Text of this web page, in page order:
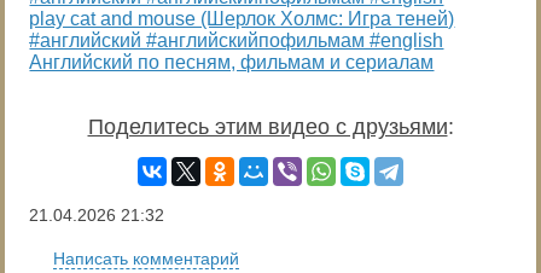
play cat and mouse (Шерлок Холмс: Игра теней)
#английский #английскийпофильмам #english
Английский по песням, фильмам и сериалам
Поделитесь этим видео с друзьями:
21.04.2026 21:32
Написать комментарий